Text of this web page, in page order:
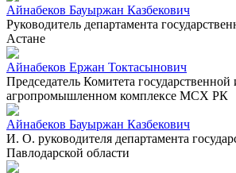
Айнабеков Бауыржан Казбекович
Руководитель департамента
Астане
Айнабеков Ержан Токтасынович
Председатель Комитета
агропромышленном комплексе МСХ РК
Айнабеков Бауыржан Казбекович
И. О. руководителя департамента
Павлодарской области